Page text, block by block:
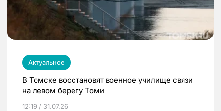
Актуальное
В Томске восстановят военное училище связи
на левом берегу Томи
12:19 / 31.07.26